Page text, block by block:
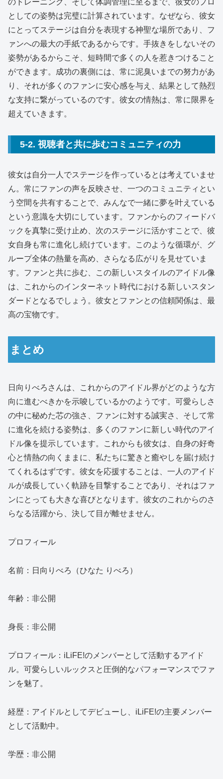
のトレーニング、そして体調管理に至るまで、彼女のプロ
としての姿勢は完璧に計算されています。なぜなら、彼女
にとってステージは自分を表現する神聖な場所であり、フ
ァンへの最大の手紙であるからです。手抜きをしないその
姿勢があるからこそ、短時間で多くの人を惹きつけること
ができます。成功の裏側には、常に泥臭いまでの努力があ
り、それが多くのファンに安心感を与え、結果として熱烈
な支持に繋がっているのです。彼女の情熱は、常に限界を
超えていきます。
5-2. 視聴者と共に歩むコミュニティの力
彼女は自分一人でステージを作っているとは考えていませ
ん。常にファンの声を反映させ、一つのコミュニティとい
う空間を共有することで、みんなで一緒に夢を叶えている
という意識を大切にしています。ファンからのフィードバ
ックを真摯に受け止め、次のステージに活かすことで、彼
女自身も常に進化し続けています。このような循環が、グ
ループ全体の熱量を高め、さらなる広がりを見せていま
す。ファンと共に歩む、この新しいスタイルのアイドル像
は、これからのインターネット時代における新しいスタン
ダードとなるでしょう。彼女とファンとの信頼関係は、最
高の宝物です。
まとめ
日向りべろさんは、これからのアイドル界がどのような方
向に進むべきかを示唆しているかのようです。可愛らしさ
の中に秘めた芯の強さ、ファンに対する誠実さ、そして常
に進化を続ける姿勢は、多くのファンに新しい時代のアイ
ドル像を提示しています。これからも彼女は、自身の好奇
心と情熱の向くままに、私たちに驚きと癒やしを届け続け
てくれるはずです。彼女を応援することは、一人のアイド
ルが成長していく軌跡を目撃することであり、それはファ
ンにとっても大きな喜びとなります。彼女のこれからのさ
らなる活躍から、決して目が離せません。
プロフィール
名前：日向りべろ（ひなた りべろ）
年齢：非公開
身長：非公開
プロフィール：iLiFE!のメンバーとして活動するアイド
ル。可愛らしいルックスと圧倒的なパフォーマンスでファ
ンを魅了。
経歴：アイドルとしてデビューし、iLiFE!の主要メンバー
として活動中。
学歴：非公開